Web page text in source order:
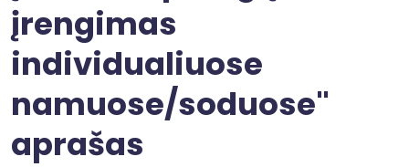
įrengimas
individualiuose
namuose/soduose"
aprašas